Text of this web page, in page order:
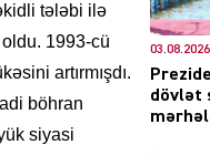
tələbi ilə
1993-cü
artırmışdı.
böhran
siyasi
03.08.2026
dövlət